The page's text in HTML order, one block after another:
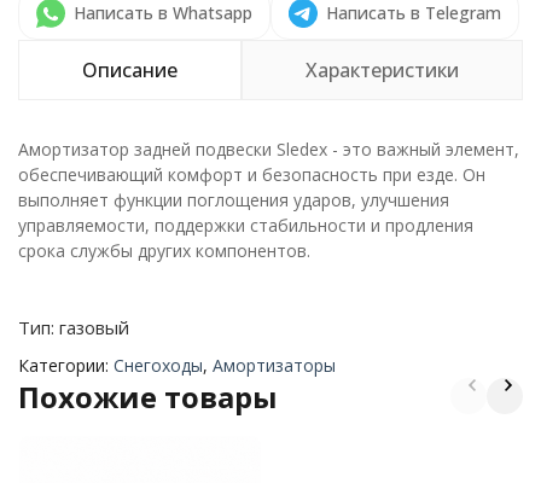
Написать в Whatsapp Написать в Telegram
Описание Характеристики
Амортизатор задней подвески Sledex - это важный элемент,
обеспечивающий комфорт и безопасность при езде. Он
выполняет функции поглощения ударов, улучшения
управляемости, поддержки стабильности и продления
срока службы других компонентов.
Тип: газовый
Категории: Снегоходы, Амортизаторы
Похожие товары